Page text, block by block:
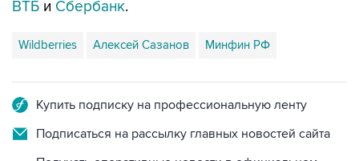
Wildberries Алексей Сазанов
Подписаться на рассылку главных новостей сайта
Получать оперативные новости в официальном